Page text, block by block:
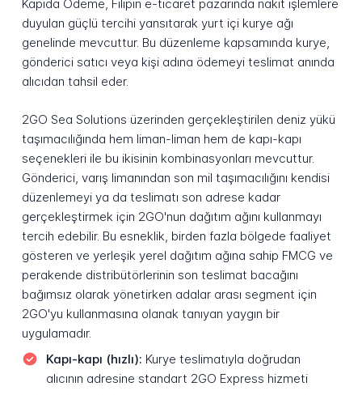
Kapıda Ödeme, Filipin e-ticaret pazarında nakit işlemlere
duyulan güçlü tercihi yansıtarak yurt içi kurye ağı
genelinde mevcuttur. Bu düzenleme kapsamında kurye,
gönderici satıcı veya kişi adına ödemeyi teslimat anında
alıcıdan tahsil eder.
2GO Sea Solutions üzerinden gerçekleştirilen deniz yükü
taşımacılığında hem liman-liman hem de kapı-kapı
seçenekleri ile bu ikisinin kombinasyonları mevcuttur.
Gönderici, varış limanından son mil taşımacılığını kendisi
düzenlemeyi ya da teslimatı son adrese kadar
gerçekleştirmek için 2GO'nun dağıtım ağını kullanmayı
tercih edebilir. Bu esneklik, birden fazla bölgede faaliyet
gösteren ve yerleşik yerel dağıtım ağına sahip FMCG ve
perakende distribütörlerinin son teslimat bacağını
bağımsız olarak yönetirken adalar arası segment için
2GO'yu kullanmasına olanak tanıyan yaygın bir
uygulamadır.
Kapı-kapı (hızlı): Kurye teslimatıyla doğrudan
alıcının adresine standart 2GO Express hizmeti